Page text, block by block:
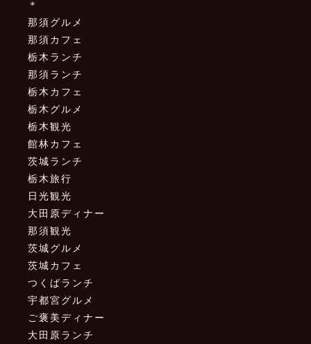
＊
那須グルメ
那須カフェ
栃木ランチ
那須ランチ
栃木カフェ
栃木グルメ
栃木観光
館林カフェ
茨城ランチ
栃木旅行
日光観光
大田原ディナー
那須観光
茨城グルメ
茨城カフェ
つくばランチ
宇都宮グルメ
ご褒美ディナー
大田原ランチ